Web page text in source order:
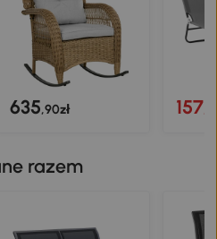
635,90zł 157
razem